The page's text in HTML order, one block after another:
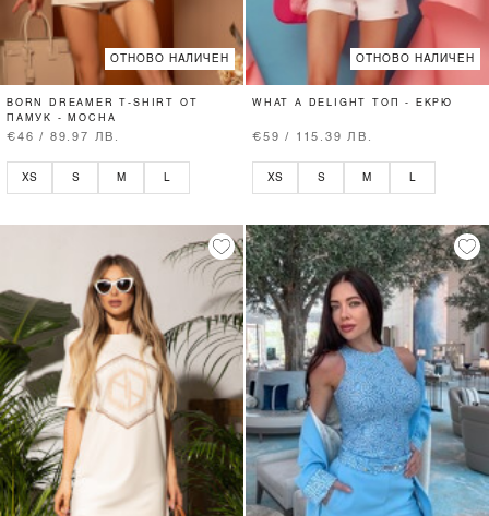
ОТНОВО НАЛИЧЕН
BORN DREAMER T-SHIRT ОТ
ПАМУК - MOCHA
€46 / 89.97 ЛВ.
XS S M L
ОТНОВО НАЛИЧЕН
WHAT A DELIGHT ТОП - ЕКРЮ
€59 / 115.39 ЛВ.
XS S M L